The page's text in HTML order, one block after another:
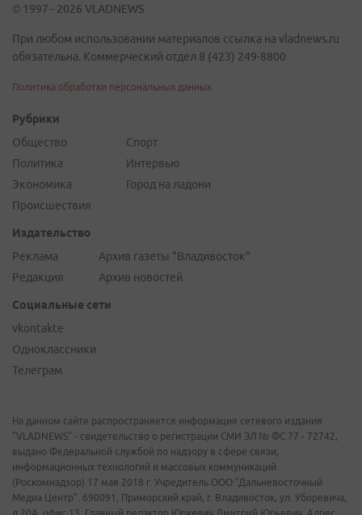
© 1997 - 2026 VLADNEWS
При любом использовании материалов ссылка на vladnews.ru
обязательна. Коммерческий отдел 8 (423) 249-8800
Политика обработки персональных данных
Рубрики
Общество
Политика
Экономика
Происшествия
Спорт
Интервью
Город на ладони
Издательство
Реклама
Редакция
Архив газеты "Владивосток"
Архив новостей
Социальные сети
vkontakte
Одноклассники
Телеграм
На данном сайте распространяется информация сетевого издания
"VLADNEWS" - свидетельство о регистрации СМИ ЭЛ № ФС 77 - 72742,
выдано Федеральной службой по надзору в сфере связи,
информационных технологий и массовых коммуникаций
(Роскомнадзор) 17 мая 2018 г. Учредитель ООО "Дальневосточный
Медиа Центр". 690091, Приморский край, г. Владивосток, ул. Уборевича,